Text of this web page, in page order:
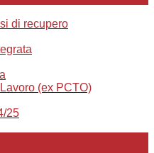
di recupero
(ex PCTO)
25